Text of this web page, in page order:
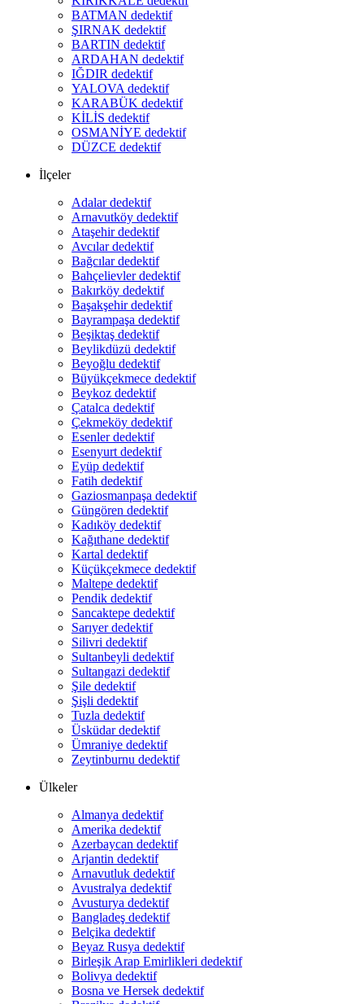
BATMAN dedektif
ŞIRNAK dedektif
BARTIN dedektif
ARDAHAN dedektif
IĞDIR dedektif
YALOVA dedektif
KARABÜK dedektif
KİLİS dedektif
OSMANİYE dedektif
DÜZCE dedektif
İlçeler
Adalar dedektif
Arnavutköy dedektif
Ataşehir dedektif
Avcılar dedektif
Bağcılar dedektif
Bahçelievler dedektif
Bakırköy dedektif
Başakşehir dedektif
Bayrampaşa dedektif
Beşiktaş dedektif
Beylikdüzü dedektif
Beyoğlu dedektif
Büyükçekmece dedektif
Beykoz dedektif
Çatalca dedektif
Çekmeköy dedektif
Esenler dedektif
Esenyurt dedektif
Eyüp dedektif
Fatih dedektif
Gaziosmanpaşa dedektif
Güngören dedektif
Kadıköy dedektif
Kağıthane dedektif
Kartal dedektif
Küçükçekmece dedektif
Maltepe dedektif
Pendik dedektif
Sancaktepe dedektif
Sarıyer dedektif
Silivri dedektif
Sultanbeyli dedektif
Sultangazi dedektif
Şile dedektif
Şişli dedektif
Tuzla dedektif
Üsküdar dedektif
Ümraniye dedektif
Zeytinburnu dedektif
Ülkeler
Almanya dedektif
Amerika dedektif
Azerbaycan dedektif
Arjantin dedektif
Arnavutluk dedektif
Avustralya dedektif
Avusturya dedektif
Bangladeş dedektif
Belçika dedektif
Beyaz Rusya dedektif
Birleşik Arap Emirlikleri dedektif
Bolivya dedektif
Bosna ve Hersek dedektif